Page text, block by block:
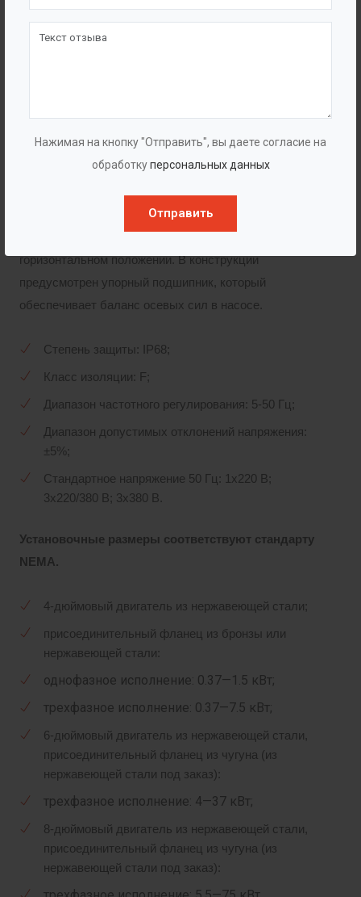
Нажимая на кнопку "Отправить", вы даете согласие на
обработкуперсональных данных
Отправить
проточной части). Для избежания повреждения и
В качестве привода используется погружной масло-
защиты IP68. Конструкция электродвигателя
горизонтальном положении. В конструкции
предусмотрен упорный подшипник, который
обеспечивает баланс осевых сил в насосе.
Степень защиты: IP68;
Класс изоляции: F;
Диапазон частотного регулирования: 5-50 Гц;
Диапазон допустимых отклонений напряжения:
±5%;
Стандартное напряжение 50 Гц: 1х220 В;
3x220/380 В; 3x380 В.
Установочные размеры соответствуют стандарту
NEMA.
4-дюймовый двигатель из нержавеющей стали;
присоединительный фланец из бронзы или
нержавеющей стали:
однофазное исполнение: 0.37—1.5 кВт;
трехфазное исполнение: 0.37—7.5 кВт;
6-дюймовый двигатель из нержавеющей стали,
присоединительный фланец из чугуна (из
нержавеющей стали под заказ):
трехфазное исполнение: 4—37 кВт;
8-дюймовый двигатель из нержавеющей стали,
присоединительный фланец из чугуна (из
нержавеющей стали под заказ):